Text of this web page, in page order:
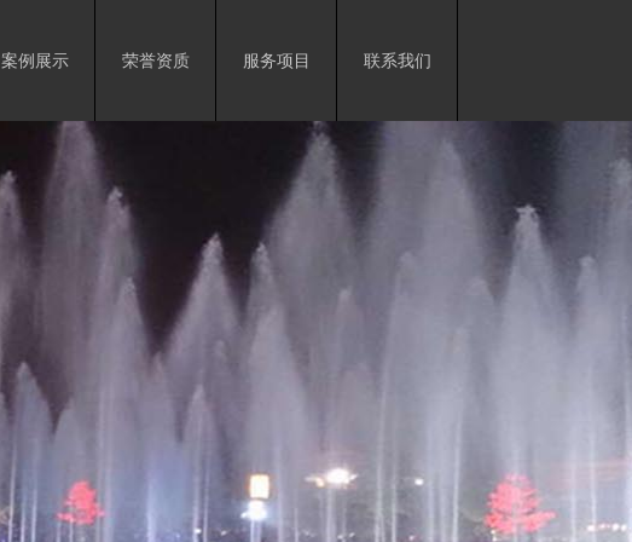
案例展示 荣誉资质 服务项目 联系我们